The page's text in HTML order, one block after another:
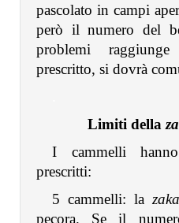
pascolato in campi
però il numero del
problemi
prescritto, si dovrà
Limiti della
I cammelli
prescritti:
5 cammelli: la
pecora. Se il